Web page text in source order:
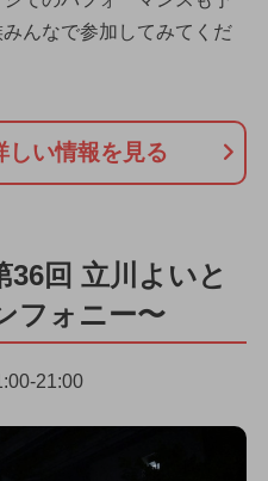
んなで参加してみてくだ
しい情報を見る
36回 立川よいと
フォニー〜
21:00